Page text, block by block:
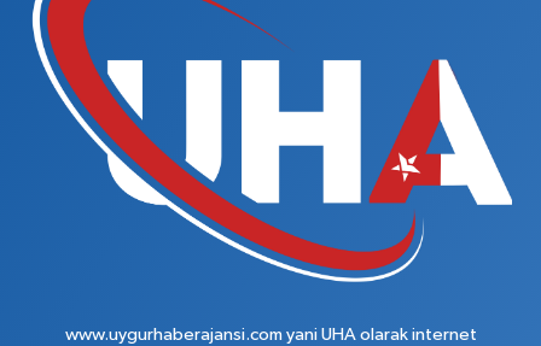
www.uygurhaberajansi.com yani UHA olarak internet